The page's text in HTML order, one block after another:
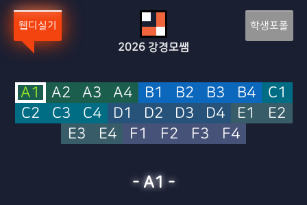
웹디실기 학생포폴
2026 강경모쌤
A1 A2 A3 A4 B1 B2 B3 B4
C1
C2
C3 C4 D1 D2 D3 D4 E1
E2
E3
E4 F1 F2 F3 F4
-A1 -